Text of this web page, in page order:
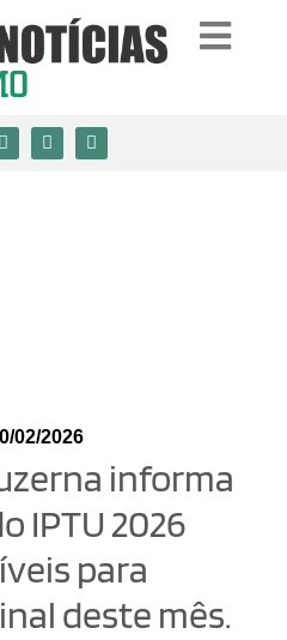
02/2026
informa
IPTU 2026
para
deste mês.